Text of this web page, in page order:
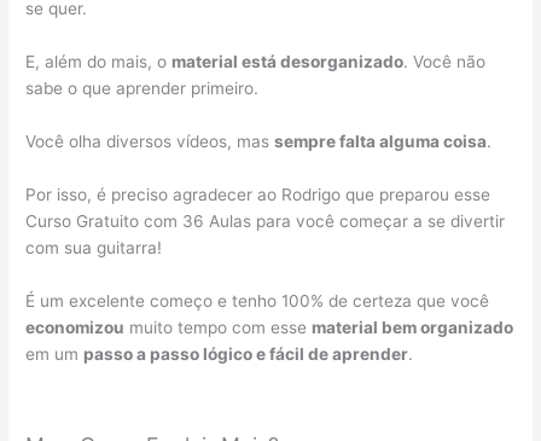
se quer.
E, além do mais, o material está desorganizado. Você não
sabe o que aprender primeiro.
Você olha diversos vídeos, massempre falta alguma coisa.
Por isso, é preciso agradecer ao Rodrigo que preparou esse
Curso Gratuito com 36 Aulas para você começar a se divertir
com sua guitarra!
É um excelente começo e tenho 100% de certeza que você
economizou muito tempo com esse material bem organizado
em um passo a passo lógico e fácil de aprender.